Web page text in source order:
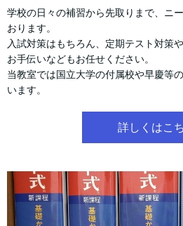
学校の日々の補習から先取りまで、ニ
おります。
入試対策はもちろん、定期テスト対策
お手伝いなどもお任せください。
当教室では国立大学の付属校や早慶等
います。
詳しくはこ